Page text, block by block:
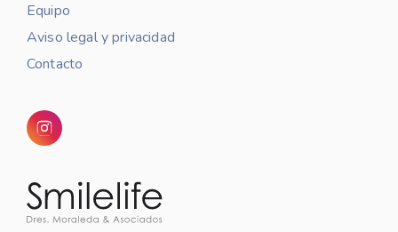
Equipo
Aviso legal y privacidad
Contacto